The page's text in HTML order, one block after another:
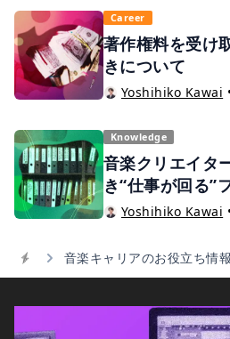
Career
著作権料を受け
きについて
Yoshihiko Kawai
Knowledge
音楽クリエイタ
き“仕事が回る”
Yoshihiko Kawai
音楽キャリアのお役立ち情報